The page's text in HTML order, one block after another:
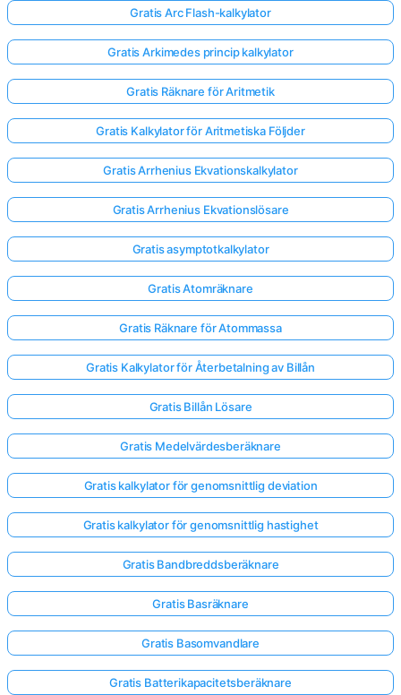
frågor
Ställ
din
första
fråga
Gratis Arc Flash-kalkylator
Gratis Arkimedes princip kalkylator
Gratis Räknare för Aritmetik
Gratis Kalkylator för Aritmetiska Följder
Gratis Arrhenius Ekvationskalkylator
Gratis Arrhenius Ekvationslösare
Gratis asymptotkalkylator
Gratis Atomräknare
Gratis Räknare för Atommassa
Gratis Kalkylator för Återbetalning av Billån
Gratis Billån Lösare
Gratis Medelvärdesberäknare
Gratis kalkylator för genomsnittlig deviation
Gratis kalkylator för genomsnittlig hastighet
Gratis Bandbreddsberäknare
Gratis Basräknare
Gratis Basomvandlare
Gratis Batterikapacitetsberäknare